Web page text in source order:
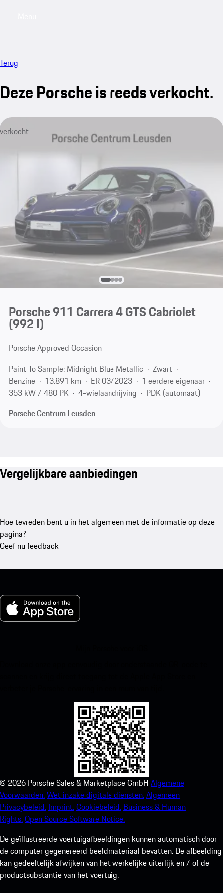
Terug
Deze Porsche is reeds verkocht.
verkocht
Porsche 911 Carrera 4 GTS Cabriolet
(992 I)
Porsche Approved Occasion
Paint To Sample: Midnight Blue Metallic
Zwart
Benzine
13.891 km ER 03/2023
1 eerdere eigenaar
353 kW / 480 PK
4-wielaandrijving
PDK (automaat)
Porsche Centrum Leusden
Vergelijkbare aanbiedingen
Hoe tevreden bent u in het algemeen met de informatie op deze
pagina?
Geef nu feedback
© 2026 Porsche Sales & Marketplace GmbH Algemene
Voorwaarden.Wet inzake digitale diensten.Algemeen
Privacybeleid. Imprint.Cookiebeleid. Business & Human
Rights.Open Source Software Notice.
De geïllustreerde voertuigafbeeldingen kunnen automatisch door
de computer gegenereerd beeldmateriaal bevatten. De afbeelding
kan gedeeltelijk afwijken van het werkelijke uiterlijk en / of de
productsubstantie van het voertuig.